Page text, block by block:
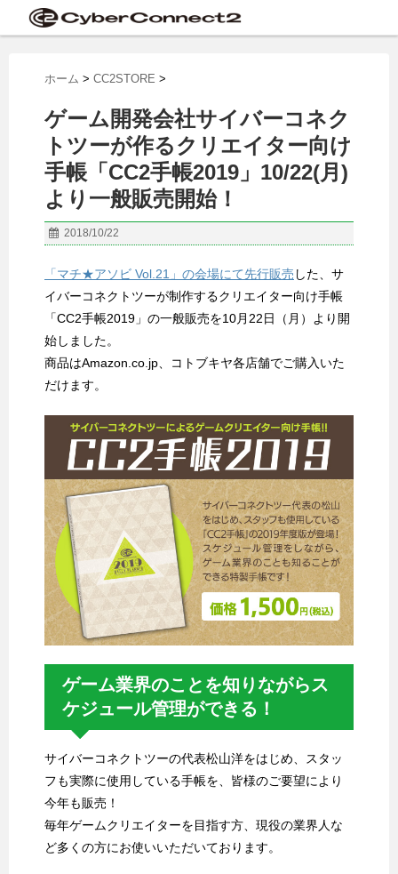
ホーム > CC2STORE >
ゲーム開発会社サイバーコネク
トツーが作るクリエイター向け
手帳「CC2手帳2019」10/22(月)
より一般販売開始！
2018/10/22
「マチ★アソビ Vol.21」の会場にて先行販売 した、サ
イバーコネクトツーが制作するクリエイター向け手帳
「CC2手帳2019」の一般販売を10月22日（月）より開
始しました。
商品はAmazon.co.jp、コトブキヤ各店舗でご購入いた
だけます。
ゲーム業界のことを知りながらス
ケジュール管理ができる！
サイバーコネクトツーの代表松山洋をはじめ、スタッ
フも実際に使用している手帳を、皆様のご要望により
今年も販売！
毎年ゲームクリエイターを目指す方、現役の業界人な
ど多くの方にお使いいただいております。